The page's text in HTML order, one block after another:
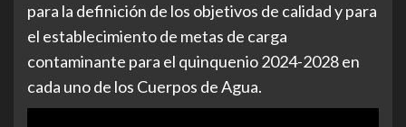
para la definición de los objetivos de calidad y para
el establecimiento de metas de carga
contaminante para el quinquenio 2024-2028 en
cada uno de los Cuerpos de Agua.